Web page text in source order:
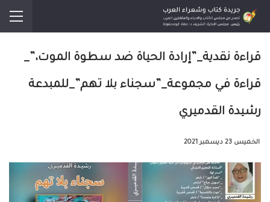
قراءة نقدية_”إرادة الحياة ضد سطوة الموت،”_
قراءة في مجموعة_”سجناء بلا تهم”_للمبدعة
رشيدة القدميري
الخميس 23 ديسمبر 2021